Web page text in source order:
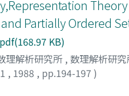
Partially Ordered
KB)
理解析研究所 , 数理解析研
, 1988 , pp.194-197 )